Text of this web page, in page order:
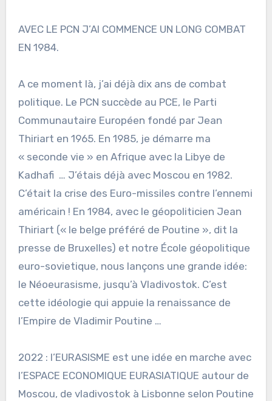
AVEC LE PCN J’AI COMMENCE UN LONG COMBAT
EN 1984.
A ce moment là, j’ai déjà dix ans de combat
politique. Le PCN succède au PCE, le Parti
Communautaire Européen fondé par Jean
Thiriart en 1965. En 1985, je démarre ma
« seconde vie » en Afrique avec la Libye de
Kadhafi … J’étais déjà avec Moscou en 1982.
C’était la crise des Euro-missiles contre l’ennemi
américain ! En 1984, avec le géopoliticien Jean
Thiriart (« le belge préféré de Poutine », dit la
presse de Bruxelles) et notre École géopolitique
euro-sovietique, nous lançons une grande idée:
le Néoeurasisme, jusqu’à Vladivostok. C’est
cette idéologie qui appuie la renaissance de
l’Empire de Vladimir Poutine …
2022 : l’EURASISME est une idée en marche avec
l’ESPACE ECONOMIQUE EURASIATIQUE autour de
Moscou, de vladivostok à Lisbonne selon Poutine